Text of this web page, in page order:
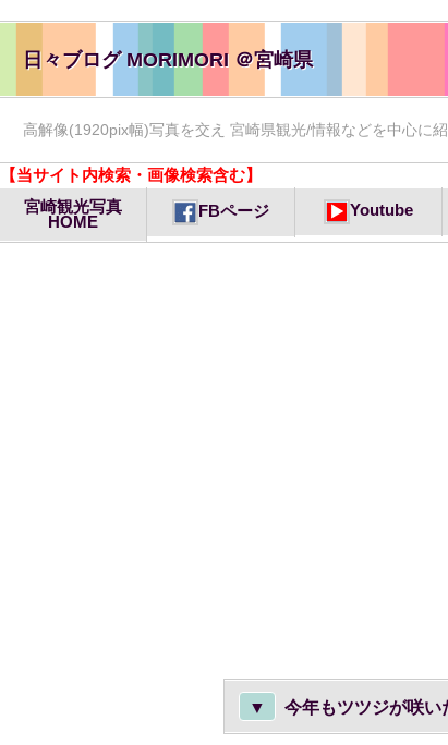
日々ブログ MORIMORI ＠宮崎県
高解像(1920pix幅)写真を交え 宮崎県観光/情報などを中心に
【当サイト内検索・画像検索含む】
宮崎観光写真
HOME
FBページ Youtube
▼ 今年もツツジが咲